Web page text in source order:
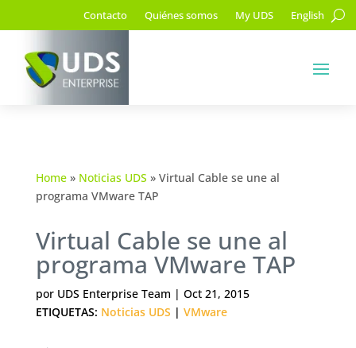
Contacto Quiénes somos My UDS English
Home» Noticias UDS » Virtual Cable se une al
programa VMware TAP
Virtual Cable se une al
programa VMware TAP
por UDS Enterprise Team | Oct 21, 2015
ETIQUETAS: Noticias UDS | VMware